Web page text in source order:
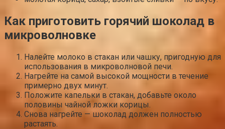
Как приготовить горячий шоколад в
микроволновке
Налейте молоко в стакан или чашку, пригодную для
использования в микроволновой печи.
Нагрейте на самой высокой мощности в течение
примерно двух минут.
Положите капельки в стакан, добавьте около
половины чайной ложки корицы.
Снова нагрейте — шоколад должен полностью
растаять.